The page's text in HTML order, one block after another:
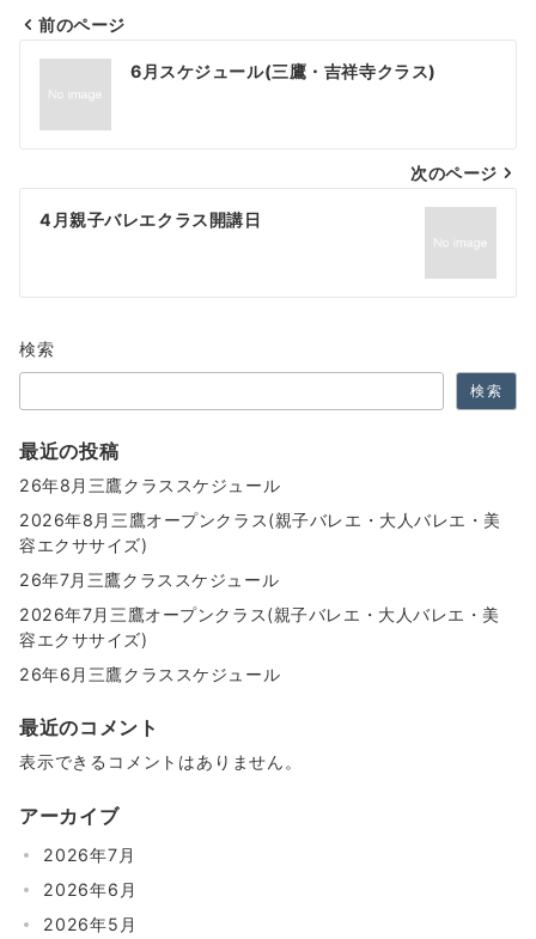
投
ナ
ビ
ゲ
シ
ョ
ン
前のページ
6月スケジュール(三鷹・吉祥寺クラス)
次のページ
4月親子バレエクラス開講日
検索
検索
最近の投稿
26年8月三鷹クラススケジュール
2026年8月三鷹オープンクラス(親子バレエ・大人バレエ・美
容エクササイズ)
26年7月三鷹クラススケジュール
2026年7月三鷹オープンクラス(親子バレエ・大人バレエ・美
容エクササイズ)
26年6月三鷹クラススケジュール
最近のコメント
表示できるコメントはありません。
アーカイブ
2026年7月
2026年6月
2026年5月